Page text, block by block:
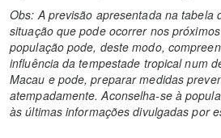
Obs: A previsão apresentada na tabela
situação que pode ocorrer nos
população pode, deste modo,
influência da tempestade tropical num
Macau e pode, preparar medidas
atempadamente. Aconselha-se à
às últimas informações divulgadas por